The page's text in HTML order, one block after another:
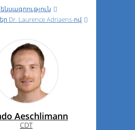
Dr. Laurence Adriaens-ով
Aeschlimann
CDT